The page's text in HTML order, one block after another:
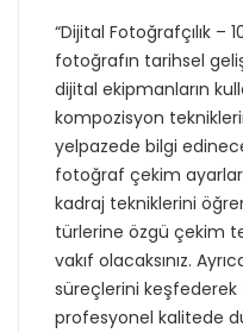
“Dijital Fotoğrafçılık –
fotoğrafın tarihsel
dijital ekipmanların
kompozisyon
yelpazede bilgi
fotoğraf çekim
kadraj tekniklerini
türlerine özgü çekim
vakıf olacaksınız.
süreçlerini keşfederek
profesyonel kalitede